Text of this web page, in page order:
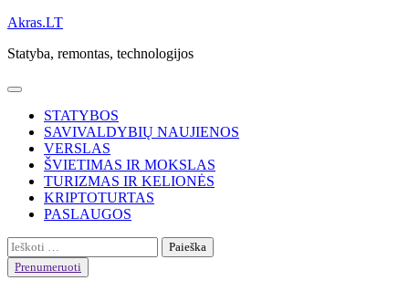
Skip
content
Akras.LT
Statyba, remontas, technologijos
STATYBOS
SAVIVALDYBIŲ NAUJIENOS
VERSLAS
ŠVIETIMAS IR MOKSLAS
TURIZMAS IR KELIONĖS
KRIPTOTURTAS
PASLAUGOS
Ieškoti:
Prenumeruoti